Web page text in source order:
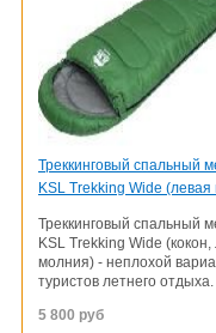
Треккинговый спальный
KSL Trekking Wide
Треккинговый спальный
KSL Trekking Wide (кокон,
молния) - неплохой
туристов летнего отдыха.
5 800 руб